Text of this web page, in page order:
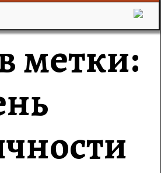
метки: